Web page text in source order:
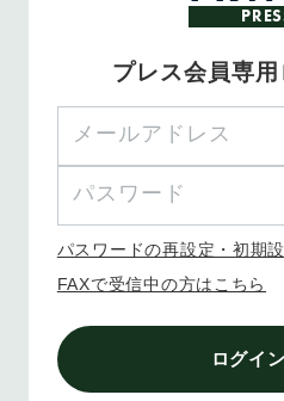
プレス会員専
パスワードの再設定・初期
FAXで受信中の方はこちら
ログイ